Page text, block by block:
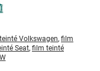
Volkswagen, film
Seat, film teinté